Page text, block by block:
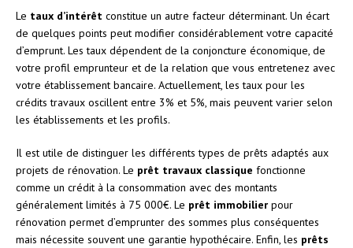
Le taux d’intérêt constitue un autre facteur déterminant. Un écart
de quelques points peut modifier considérablement votre capacité
d’emprunt. Les taux dépendent de la conjoncture économique, de
votre profil emprunteur et de la relation que vous entretenez avec
votre établissement bancaire. Actuellement, les taux pour les
crédits travaux oscillent entre 3% et 5%, mais peuvent varier selon
les établissements et les profils.
Il est utile de distinguer les différents types de prêts adaptés aux
projets de rénovation. Le prêt travaux classique fonctionne
comme un crédit à la consommation avec des montants
généralement limités à 75 000€. Le prêt immobilier pour
rénovation permet d’emprunter des sommes plus conséquentes
mais nécessite souvent une garantie hypothécaire. Enfin, les prêts